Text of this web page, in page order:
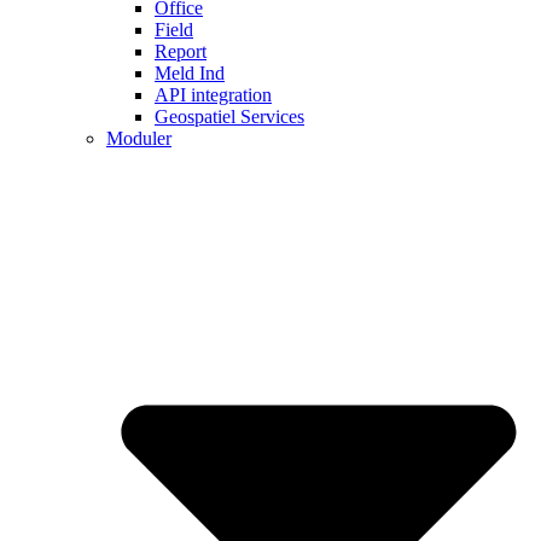
Office
Field
Report
Meld Ind
API integration
Geospatiel Services
Moduler